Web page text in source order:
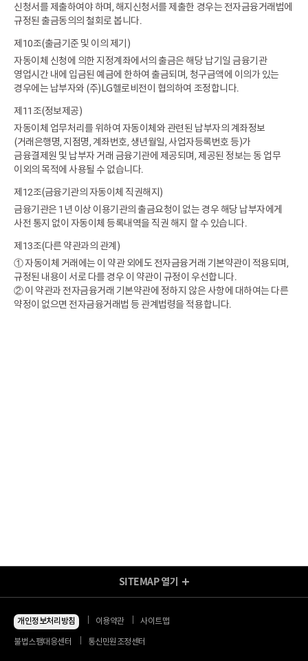
신청서를 제출하여야 하며, 해지신청서를 제출한 경우는 전자금융거래법에
규정된 출금동의의 철회로 봅니다.
제10조(출금기준 및 이의 제기)
자동이체 신청에 의한 지정계좌에서의 출금은 해당 납기일 금융기관
영업시간 내에 입금된 예금에 한하여 출금되며, 청구금액에 이의가 있는
경우에는 납부자와 (주)LG헬로비전이 협의하여 조정합니다.
제11조(정보제공)
자동이체 업무처리를 위하여 자동이체와 관련된 납부자의 계좌정보
(거래은행명, 지점명, 계좌번호, 생년월일, 사업자등록번호 등)가
금융결제원 및 납부자 거래 금융기관에 제공되며, 제공된 정보는 동 업무
이외의 목적에 사용될 수 없습니다.
제12조(금융기관의 자동이체 직권해지)
금융기관은 1년 이상 이용기관의 출금요청이 없는 경우 해당 납부자에게
사전 통지 없이 자동이체 등록내역을 직권 해지 할 수 있습니다.
제13조(다른 약관과의 관계)
① 자동이체 거래에는 이 약관 외에도 전자금융거래 기본약관이 적용되며,
규정된 내용이 서로 다를 경우 이 약관이 규정이 우선합니다.
② 이 약관과 전자금융거래 기본약관에 정하지 않은 사항에 대하여는 다른
약정이 없으면 전자금융거래법 등 관계법령을 적용합니다.
지금 최저가
인터넷+TV
인터넷+모바일
SITEMAP 열기
개인정보처리방침 이용약관 사이트맵
불법스팸대응센터 통신민원조정센터